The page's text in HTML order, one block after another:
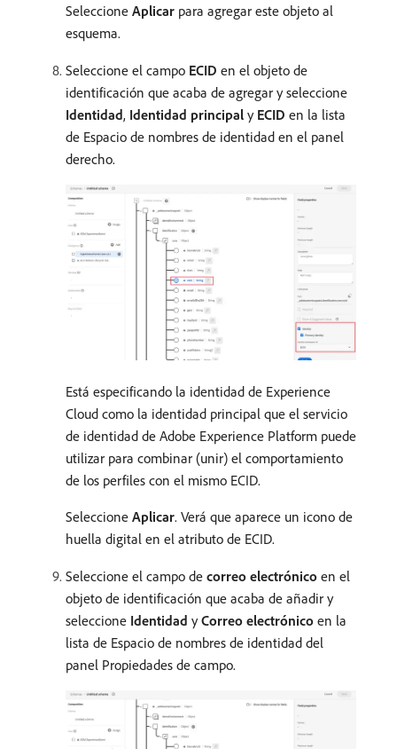
Seleccione Aplicar para agregar este objeto al
esquema.
Seleccione el campo ECID en el objeto de
identificación que acaba de agregar y seleccione
Identidad, Identidad principal y ECID en la lista
de Espacio de nombres de identidad en el panel
derecho.
Está especificando la identidad de Experience
Cloud como la identidad principal que el servicio
de identidad de Adobe Experience Platform puede
utilizar para combinar (unir) el comportamiento
de los perfiles con el mismo ECID.
Seleccione Aplicar. Verá que aparece un icono de
huella digital en el atributo de ECID.
Seleccione el campo de correo electrónico en el
objeto de identificación que acaba de añadir y
seleccione Identidad yCorreo electrónico en la
lista de Espacio de nombres de identidad del
panel Propiedades de campo.